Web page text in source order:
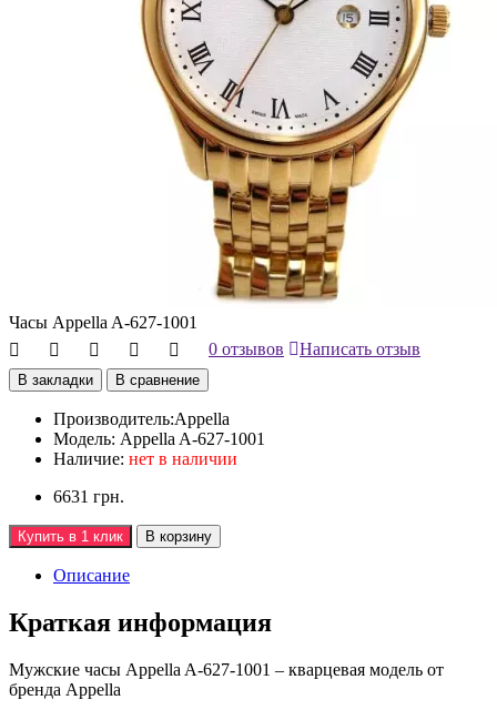
Часы Appella A-627-1001
0 отзывов
Написать отзыв
В закладки В сравнение
Производитель:Appella
Модель: Appella A-627-1001
Наличие: нет в наличии
6631 грн.
Купить в 1 клик В корзину
Описание
Краткая информация
Мужские часы Appella A-627-1001 – кварцевая модель от
бренда Appella